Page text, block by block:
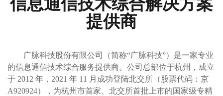
信息通信技术综合解决方案
提供商
广脉科技股份有限公司（简称“广脉科技”）是一家专业
的信息通信技术综合服务提供商。公司总部位于杭州，成立
于 2012 年，2021 年 11 月成功登陆北交所（股票代码：京
A920924），为杭州市首家、北交所首批上市的国家级专精